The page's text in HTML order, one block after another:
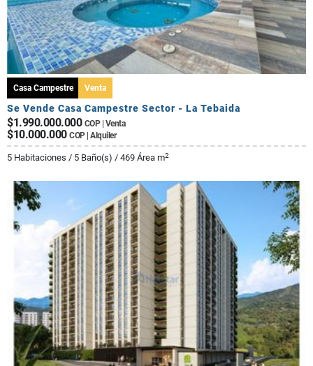
Casa Campestre Venta
Se Vende Casa Campestre Sector - La Tebaida
$1.990.000.000 COP | Venta
$10.000.000 COP | Alquiler
5 Habitaciones / 5 Baño(s) / 469 Área m2